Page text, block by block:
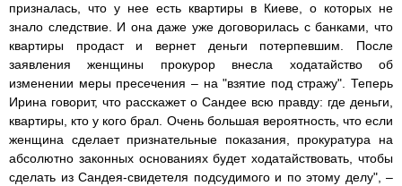
призналась, что у нее есть квартиры в Киеве, о которых не
знало следствие. И она даже уже договорилась с банками, что
квартиры продаст и вернет деньги потерпевшим. После
заявления женщины прокурор внесла ходатайство об
изменении меры пресечения – на "взятие под стражу". Теперь
Ирина говорит, что расскажет о Сандее всю правду: где деньги,
квартиры, кто у кого брал. Очень большая вероятность, что если
женщина сделает признательные показания, прокуратура на
абсолютно законных основаниях будет ходатайствовать, чтобы
сделать из Сандея-свидетеля подсудимого и по этому делу", –